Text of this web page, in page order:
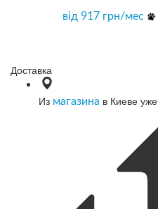
від 917 грн/мес
Доставка
Из магазина в Киеве уже